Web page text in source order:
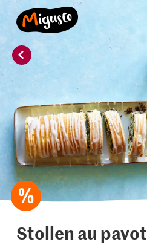
Stollen au pavot